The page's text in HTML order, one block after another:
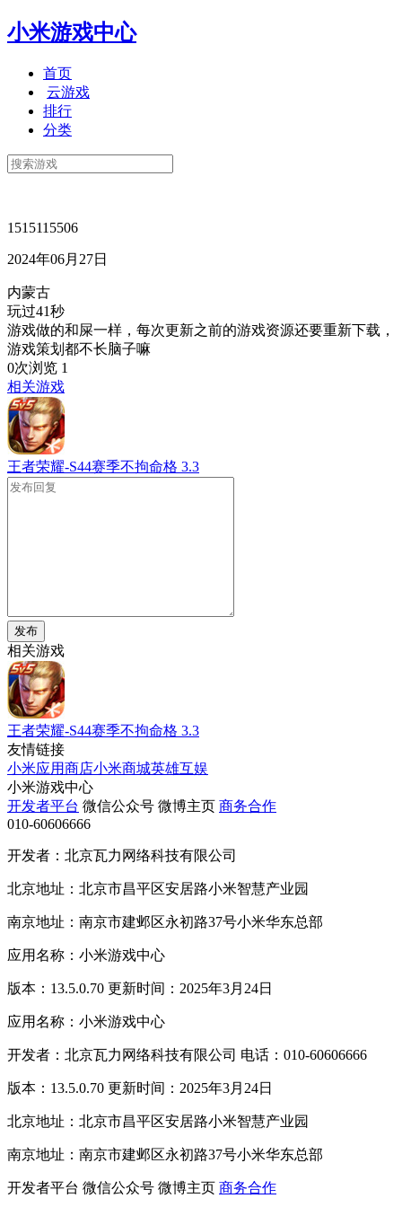
小米游戏中心
首页
云游戏
排行
分类
1515115506
2024年06月27日
内蒙古
玩过41秒
游戏做的和屎一样，每次更新之前的游戏资源还要重新下载，
游戏策划都不长脑子嘛
0次浏览 1
相关游戏
王者荣耀-S44赛季不拘命格 3.3
发布
相关游戏
王者荣耀-S44赛季不拘命格 3.3
友情链接
小米应用商店小米商城英雄互娱
小米游戏中心
开发者平台 微信公众号 微博主页 商务合作
010-60606666
开发者：北京瓦力网络科技有限公司
北京地址：北京市昌平区安居路小米智慧产业园
南京地址：南京市建邺区永初路37号小米华东总部
应用名称：小米游戏中心
版本：13.5.0.70 更新时间：2025年3月24日
应用名称：小米游戏中心
开发者：北京瓦力网络科技有限公司 电话：010-60606666
版本：13.5.0.70 更新时间：2025年3月24日
北京地址：北京市昌平区安居路小米智慧产业园
南京地址：南京市建邺区永初路37号小米华东总部
开发者平台 微信公众号 微博主页 商务合作